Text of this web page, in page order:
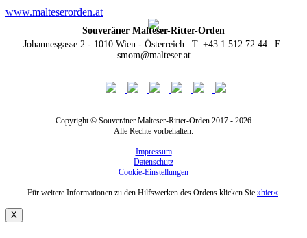
www.malteserorden.at
Souveräner Malteser-Ritter-Orden
Johannesgasse 2 - 1010 Wien - Österreich | T: +43 1 512 72 44 | E:
smom@malteser.at
Copyright © Souveräner Malteser-Ritter-Orden 2017 - 2026
Alle Rechte vorbehalten.
Impressum
Datenschutz
Cookie-Einstellungen
Für weitere Informationen zu den Hilfswerken des Ordens klicken Sie »hier«.
X